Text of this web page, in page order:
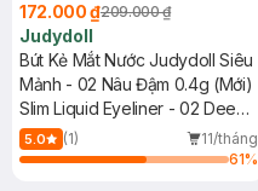
172.000 ₫209.000 ₫
Judydoll
Bút Kẻ Mắt Nước Judydoll Siêu
Mảnh - 02 Nâu Đậm 0.4g (Mới)
Slim Liquid Eyeliner - 02 Deep
Brown
5.0 (1)
11/tháng
61%